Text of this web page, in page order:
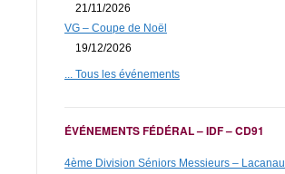
21/11/2026
VG – Coupe de Noël
19/12/2026
... Tous les événements
ÉVÉNEMENTS FÉDÉRAL – IDF – CD91
4ème Division Séniors Messieurs – Lacanau